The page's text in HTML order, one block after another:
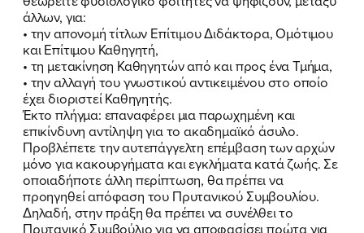
άλλων, για:
• την απονομή τίτλων Επίτιμου Διδάκτορα, Ομότιμου
και Επίτιμου Καθηγητή,
• τη μετακίνηση Καθηγητών από και προς ένα Τμήμα,
• την αλλαγή του γνωστικού αντικειμένου στο οποίο
έχει διοριστεί Καθηγητής.
Έκτο πλήγμα: επαναφέρει μια παρωχημένη και
επικίνδυνη αντίληψη για το ακαδημαϊκό άσυλο.
Προβλέπετε την αυτεπάγγελτη επέμβαση των αρχών
μόνο για κακουργήματα και εγκλήματα κατά ζωής. Σε
οποιαδήποτε άλλη περίπτωση, θα πρέπει να
προηγηθεί απόφαση του Πρυτανικού Συμβουλίου.
Δηλαδή, στην πράξη θα πρέπει να συνέλθει το
Πρυτανικό Συμβούλιο για να αποφασίσει πρώτα για